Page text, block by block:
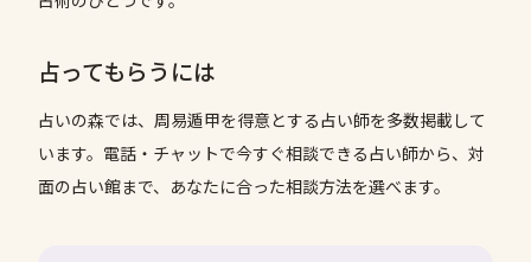
占ってもらうには
占いの森では、 周易遁甲を得意とする占い師を多数掲載して
います。電話・チャットで今すぐ相談できる占い師から、対
面の占い館まで、あなたに合った相談方法を選べます。